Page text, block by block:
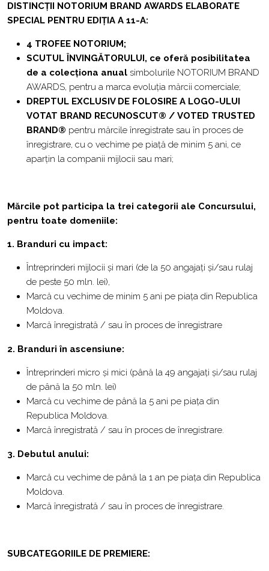
DISTINCȚII NOTORIUM BRAND AWARDS ELABORATE
SPECIAL PENTRU EDIȚIA A 11-A:
4 TROFEE NOTORIUM;
SCUTUL ÎNVINGĂTORULUI, ce oferă posibilitatea
de a colecționa anual simbolurile NOTORIUM BRAND
AWARDS, pentru a marca evoluția mărcii comerciale;
DREPTUL EXCLUSIV DE FOLOSIRE A LOGO-ULUI
VOTAT BRAND RECUNOSCUT® / VOTED TRUSTED
BRAND® pentru mărcile înregistrate sau în proces de
înregistrare, cu o vechime pe piață de minim 5 ani, ce
aparțin la companii mijlocii sau mari;
Mărcile pot participa la trei categorii ale Concursului,
pentru toate domeniile:
1. Branduri cu impact:
Întreprinderi mijlocii și mari (de la 50 angajați și/sau rulaj
de peste 50 mln. lei),
Marcă cu vechime de minim 5 ani pe piața din Republica
Moldova.
Marcă înregistrată / sau în proces de înregistrare
2. Branduri în ascensiune:
Întreprinderi micro și mici (până la 49 angajați și/sau rulaj
de până la 50 mln. lei)
Marcă cu vechime de până la 5 ani pe piața din
Republica Moldova.
Marcă înregistrată / sau în proces de înregistrare.
3. Debutul anului:
Marcă cu vechime de până la 1 an pe piața din Republica
Moldova.
Marcă înregistrată / sau în proces de înregistrare.
SUBCATEGORIILE DE PREMIERE: